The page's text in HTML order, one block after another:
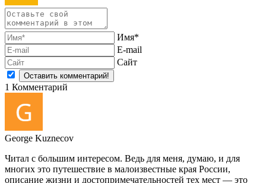
Имя*
E-mail
Сайт
1 Комментарий
George Kuznecov
Читал с большим интересом. Ведь для меня, думаю, и для
многих это путешествие в малоизвестные края России,
описание жизни и достопримечательностей тех мест — это